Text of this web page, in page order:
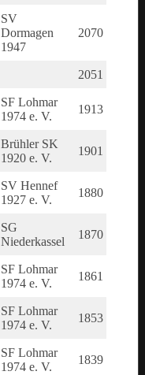
SV
Dormagen
1947
2070
2051
SF Lohmar
1974 e. V.
1913
Brühler SK
1920 e. V.
1901
SV Hennef
1927 e. V.
1880
SG
Niederkassel
1870
SF Lohmar
1974 e. V.
1861
SF Lohmar
1974 e. V.
1853
SF Lohmar
1974 e. V.
1839